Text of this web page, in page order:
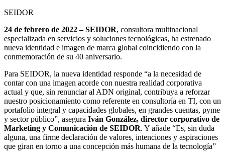
SEIDOR
24 de febrero de 2022 – SEIDOR, consultora multinacional
especializada en servicios y soluciones tecnológicas, ha estrenado
nueva identidad e imagen de marca global coincidiendo con la
conmemoración de su 40 aniversario.
Para SEIDOR, la nueva identidad responde “a la necesidad de
contar con una imagen acorde con nuestra realidad corporativa
actual y que, sin renunciar al ADN original, contribuya a reforzar
nuestro posicionamiento como referente en consultoría en TI, con un
portafolio integral y capacidades globales, en grandes cuentas, pyme
y sector público”, asegura Iván González, director corporativo de
Marketing y Comunicación de SEIDOR. Y añade “Es, sin duda
alguna, una firme declaración de valores, intenciones y aspiraciones
que giran en torno a una concepción más humana de la tecnología”